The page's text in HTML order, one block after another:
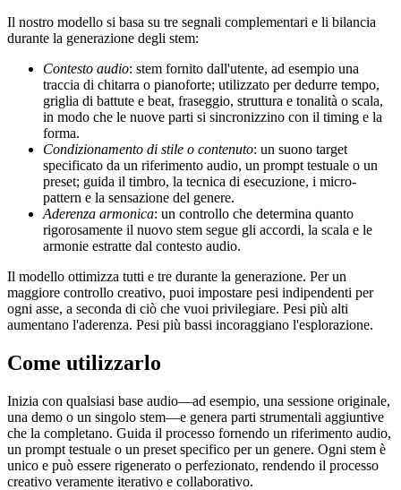
Il nostro modello si basa su tre segnali complementari e li bilancia
durante la generazione degli stem:
Contesto audio: stem fornito dall'utente, ad esempio una
traccia di chitarra o pianoforte; utilizzato per dedurre tempo,
griglia di battute e beat, fraseggio, struttura e tonalità o scala,
in modo che le nuove parti si sincronizzino con il timing e la
forma.
Condizionamento di stile o contenuto: un suono target
specificato da un riferimento audio, un prompt testuale o un
preset; guida il timbro, la tecnica di esecuzione, i micro-
pattern e la sensazione del genere.
Aderenza armonica: un controllo che determina quanto
rigorosamente il nuovo stem segue gli accordi, la scala e le
armonie estratte dal contesto audio.
Il modello ottimizza tutti e tre durante la generazione. Per un
maggiore controllo creativo, puoi impostare pesi indipendenti per
ogni asse, a seconda di ciò che vuoi privilegiare. Pesi più alti
aumentano l'aderenza. Pesi più bassi incoraggiano l'esplorazione.
Come utilizzarlo
Inizia con qualsiasi base audio—ad esempio, una sessione originale,
una demo o un singolo stem—e genera parti strumentali aggiuntive
che la completano. Guida il processo fornendo un riferimento audio,
un prompt testuale o un preset specifico per un genere. Ogni stem è
unico e può essere rigenerato o perfezionato, rendendo il processo
creativo veramente iterativo e collaborativo.